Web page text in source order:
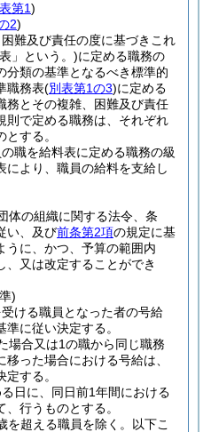
第1)
2)
難及び責任の度に基づきこれ
」という。)に定める職務の
分類の基準となるべき標準的
職務表(別表第1の3)に定める
務とその複雑、困難及び責任
則で定める職務は、それぞれ
する。
職を給料表に定める職務の級
により、職員の給料を支給し
体の組織に関する法令、条
い、及び前条第2項の規定に基
うに、かつ、予算の範囲内
、又は改定することができ
)
ける職員となった者の号給
に従い決定する。
場合又は1の職から同じ職務
った場合における号給は、
する。
日に、同日前1年間における
行うものとする。
を超える職員を除く。以下こ